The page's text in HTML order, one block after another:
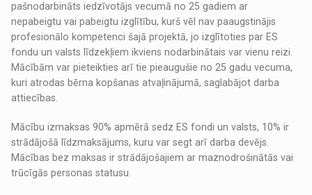
pašnodarbināts iedzīvotājs vecumā no 25 gadiem ar
nepabeigtu vai pabeigtu izglītību, kurš vēl nav paaugstinājis
profesionālo kompetenci šajā projektā, jo izglītoties par ES
fondu un valsts līdzekļiem ikviens nodarbinātais var vienu reizi.
Mācībām var pieteikties arī tie pieaugušie no 25 gadu vecuma,
kuri atrodas bērna kopšanas atvaļinājumā, saglabājot darba
attiecības.
Mācību izmaksas 90% apmērā sedz ES fondi un valsts, 10% ir
strādājošā līdzmaksājums, kuru var segt arī darba devējs.
Mācības bez maksas ir strādājošajiem ar maznodrošinātās vai
trūcīgās personas statusu.